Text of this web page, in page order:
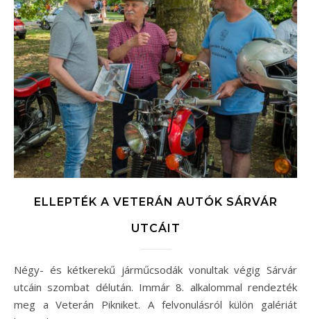
ELLEPTÉK A VETERÁN AUTÓK SÁRVÁR
UTCÁIT
Négy- és kétkerekű járműcsodák vonultak végig Sárvár
utcáin szombat délután. Immár 8. alkalommal rendezték
meg a Veterán Pikniket. A felvonulásról külön galériát